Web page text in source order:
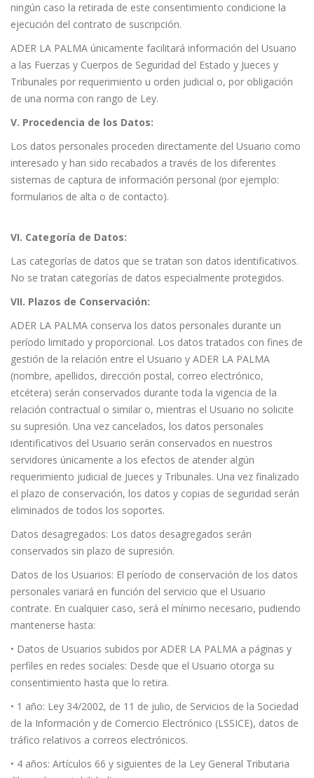
ningún caso la retirada de este consentimiento condicione la
ejecución del contrato de suscripción.
ADER LA PALMA únicamente facilitará información del Usuario
a las Fuerzas y Cuerpos de Seguridad del Estado y Jueces y
Tribunales por requerimiento u orden judicial o, por obligación
de una norma con rango de Ley.
V. Procedencia de los Datos:
Los datos personales proceden directamente del Usuario como
interesado y han sido recabados a través de los diferentes
sistemas de captura de información personal (por ejemplo:
formularios de alta o de contacto).
VI. Categoría de Datos:
Las categorías de datos que se tratan son datos identificativos.
No se tratan categorías de datos especialmente protegidos.
VII. Plazos de Conservación:
ADER LA PALMA conserva los datos personales durante un
período limitado y proporcional. Los datos tratados con fines de
gestión de la relación entre el Usuario y ADER LA PALMA
(nombre, apellidos, dirección postal, correo electrónico,
etcétera) serán conservados durante toda la vigencia de la
relación contractual o similar o, mientras el Usuario no solicite
su supresión. Una vez cancelados, los datos personales
identificativos del Usuario serán conservados en nuestros
servidores únicamente a los efectos de atender algún
requerimiento judicial de Jueces y Tribunales. Una vez finalizado
el plazo de conservación, los datos y copias de seguridad serán
eliminados de todos los soportes.
Datos desagregados: Los datos desagregados serán
conservados sin plazo de supresión.
Datos de los Usuarios: El período de conservación de los datos
personales variará en función del servicio que el Usuario
contrate. En cualquier caso, será el mínimo necesario, pudiendo
mantenerse hasta:
• Datos de Usuarios subidos por ADER LA PALMA a páginas y
perfiles en redes sociales: Desde que el Usuario otorga su
consentimiento hasta que lo retira.
• 1 año: Ley 34/2002, de 11 de julio, de Servicios de la Sociedad
de la Información y de Comercio Electrónico (LSSICE), datos de
tráfico relativos a correos electrónicos.
• 4 años: Artículos 66 y siguientes de la Ley General Tributaria